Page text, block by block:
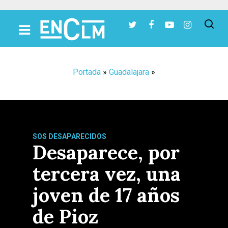
Portada » Guadalajara »
SOS DESAPARECIDOS
Desaparece, por
tercera vez, una
joven de 17 años
de Pioz